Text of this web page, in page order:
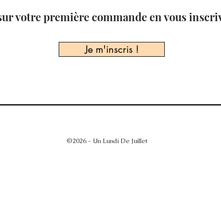
votre première commande en vous
Je m'inscris !
©2026 - Un Lundi De Juillet